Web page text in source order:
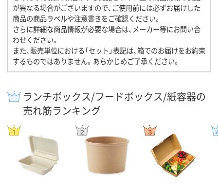
が異なる場合がございますので、ご使用前には必ずお届けした
商品の商品ラベルや注意書きをご確認ください。
さらに詳細な商品情報が必要な場合は、メーカー等にお問い合
わせください。
また、販売単位における「セット」表記は、箱でのお届けをお約束
するものではありません。あらかじめご了承ください。
ランチボックス/フードボックス/紙容器の
売れ筋ランキング